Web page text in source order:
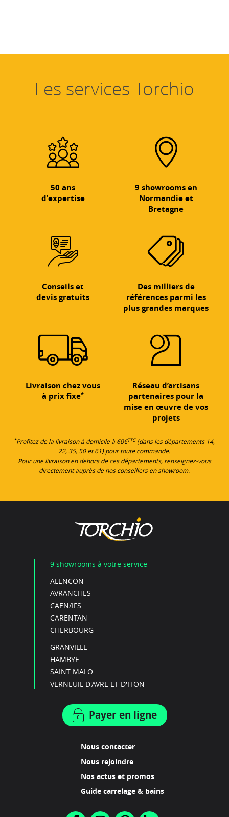
Les services Torchio
50 ans
d'expertise
9 showrooms en
Normandie et
Bretagne
Conseils et
devis gratuits
Des milliers de
références parmi les
plus grandes marques
Livraison chez vous
à prix fixe*
Réseau d’artisans
partenaires pour la
mise en œuvre de vos
projets
*Profitez de la livraison à domicile à 60€TTC(dans les départements 14,
22, 35, 50 et 61) pour toute commande.
Pour une livraison en dehors de ces départements, renseignez-vous
directement auprès de nos conseillers en showroom.
9 showrooms à votre service
ALENCON
AVRANCHES
CAEN/IFS
CARENTAN
CHERBOURG
GRANVILLE
HAMBYE
SAINT MALO
VERNEUIL D'AVRE ET D'ITON
Payer en ligne
Nous contacter
Nous rejoindre
Nos actus et promos
Guide carrelage & bains